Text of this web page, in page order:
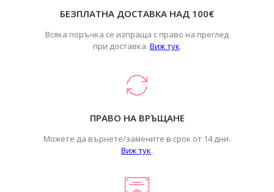
БЕЗПЛАТНА ДОСТАВКА НАД 100€
Всяка поръчка се изпраща с право на преглед
при доставка. Виж тук.
ПРАВО НА ВРЪЩАНЕ
Можете да върнете/замените в срок от 14 дни.
Виж тук.